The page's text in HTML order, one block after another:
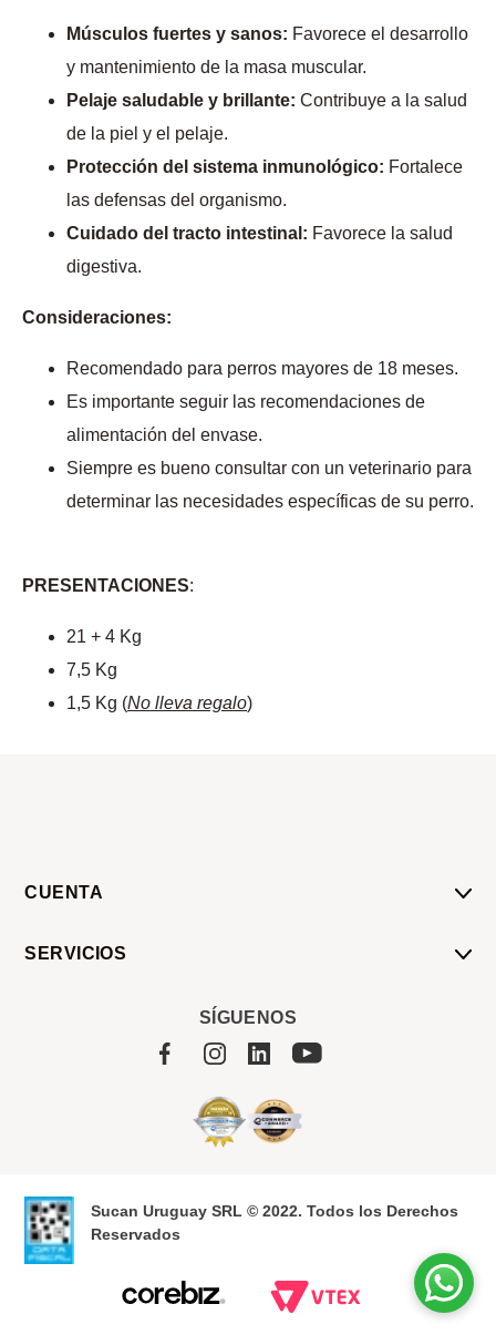
Músculos fuertes y sanos: Favorece el desarrollo
y mantenimiento de la masa muscular.
Pelaje saludable y brillante: Contribuye a la salud
de la piel y el pelaje.
Protección del sistema inmunológico: Fortalece
las defensas del organismo.
Cuidado del tracto intestinal: Favorece la salud
digestiva.
Consideraciones:
Recomendado para perros mayores de 18 meses.
Es importante seguir las recomendaciones de
alimentación del envase.
Siempre es bueno consultar con un veterinario para
determinar las necesidades específicas de su perro.
PRESENTACIONES:
21 + 4 Kg
7,5 Kg
1,5 Kg (No lleva regalo)
CUENTA
SERVICIOS
SÍGUENOS
Sucan Uruguay SRL © 2022. Todos los Derechos
Reservados